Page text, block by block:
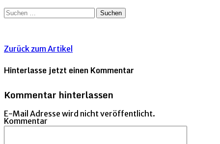
Suchen
Zurück zum Artikel
Hinterlasse jetzt einen Kommentar
Kommentar hinterlassen
E-Mail Adresse wird nicht veröffentlicht.
Kommentar